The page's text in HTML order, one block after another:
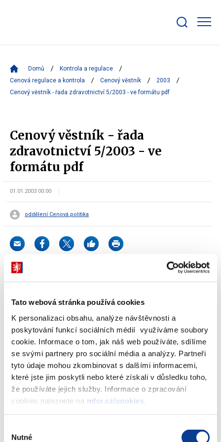
Tato webová stránka používá cookies
K personalizaci obsahu, analýze návštěvnosti a
poskytování funkcí sociálních médií využíváme soubory
cookie. Informace o tom, jak náš web používáte, sdílíme
se svými partnery pro sociální média a analýzy. Partneři
tyto údaje mohou zkombinovat s dalšími informacemi,
které jste jim poskytli nebo které získali v důsledku toho,
že používáte jejich služby. Informace o zpracování
cookies naleznete na mfcr.cz/cookies
souhlasu
Nutné
bar
Domů
Kontrola a regulace
Cenová regulace a kontrola
Cenový věstník
2003
Cenový věstník - řada zdravotnictví 5/2003 - ve formátu pdf
Cenový věstník - řada
zdravotnictví 5/2003 - ve
formátu pdf
01.01.2003 00:00
oddělení Cenová politika
prostředků, výkonů optických, aplikace očních protéz a
sazeb taxy laborum platných od 1. července 2004
Seznam ATC
skupin léčivých látek a forem podání určený
pro léčivé přípravky podléhající regulaci věcně
usměrňovanými cenami s výdejem vázaným na lékařský
předpis (recept) a plně hrazených spotřebitelem platí od
1.7.2003
Informace
pro všechny tuzemské výrobce a zahraniční
dodavatele léčivých přípravků a zdravotnických prostředků